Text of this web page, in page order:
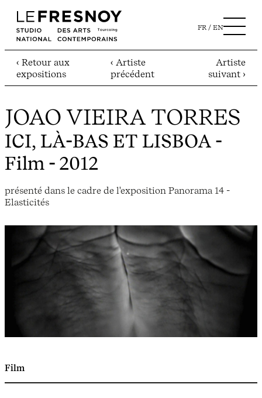
FR EN
‹ Retour aux
expositions
‹ Artiste
précédent
Artiste
suivant ›
JOAO VIEIRA TORRES
ICI, LÀ-BAS ET LISBOA -
Film - 2012
présenté dans le cadre de l'exposition Panorama 14 -
Elasticités
Film